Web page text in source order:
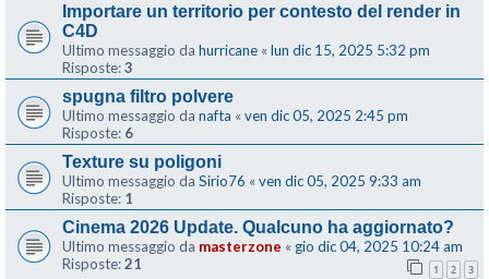
Importare un territorio per contesto del render in
C4D
Ultimo messaggio da hurricane « lun dic 15, 2025 5:32 pm
Risposte:3
spugna filtro polvere
Ultimo messaggio da nafta « ven dic 05, 2025 2:45 pm
Risposte: 6
Texture su poligoni
Ultimo messaggio da Sirio76 « ven dic 05, 2025 9:33 am
Risposte: 1
Cinema 2026 Update. Qualcuno ha aggiornato?
Ultimo messaggio da masterzone « gio dic 04, 2025 10:24 am
Risposte:21 1 2 3